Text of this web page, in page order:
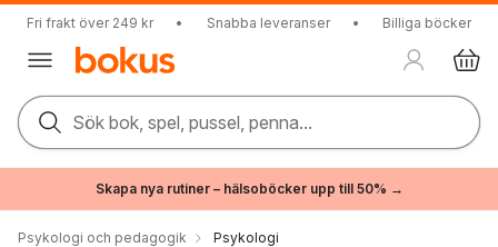
Fri frakt över 249 kr • Snabba leveranser • Billiga böcker
Sök bok, spel, pussel, penna...
Skapa nya rutiner – hälsoböcker upp till 50% →
Psykologi och pedagogik Psykologi